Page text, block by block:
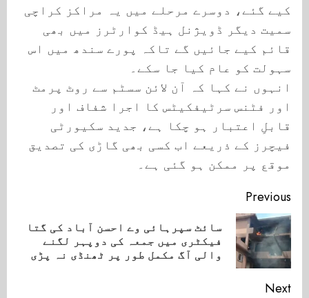
کیے گئے، دوسرے مرحلے میں یہ مراکز کراچی
سمیت دیگر ڈویژنل ہیڈ کوارٹرز میں بھی
قائم کیے جائیں گے تاکہ پورے سندھ میں اس
سہولت کو عام کیا جا سکے۔
انہوں نے کہا کہ آن لائن سسٹم سے روٹ پرمٹ
اور فٹنس سرٹیفکیٹس کا اجرا شفاف اور
قابلِ اعتبار ہو چکا ہے، جدید سکیورٹی
فیچرز کے ذریعے اب کسی بھی گاڑی کی تصدیق
موقع پر ممکن ہو گئی ہے۔
Continue
Reading
Previous
سائٹ سپرہائی وے احسن آباد کی گتا
فیکٹری میں جمعہ کی دوپہر لگنے
والی آگ مکمل طور پر ٹھنڈی نہ پڑی
Next